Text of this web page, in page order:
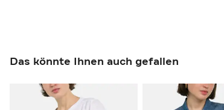
Das könnte Ihnen auch gefallen